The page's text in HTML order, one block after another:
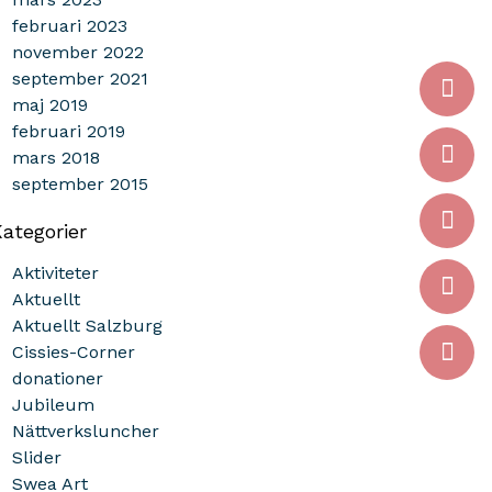
februari 2023
november 2022
september 2021
maj 2019
februari 2019
mars 2018
september 2015
Aktiviteter
Aktuellt
Aktuellt Salzburg
Cissies-Corner
donationer
Jubileum
Nättverksluncher
Slider
Swea Art